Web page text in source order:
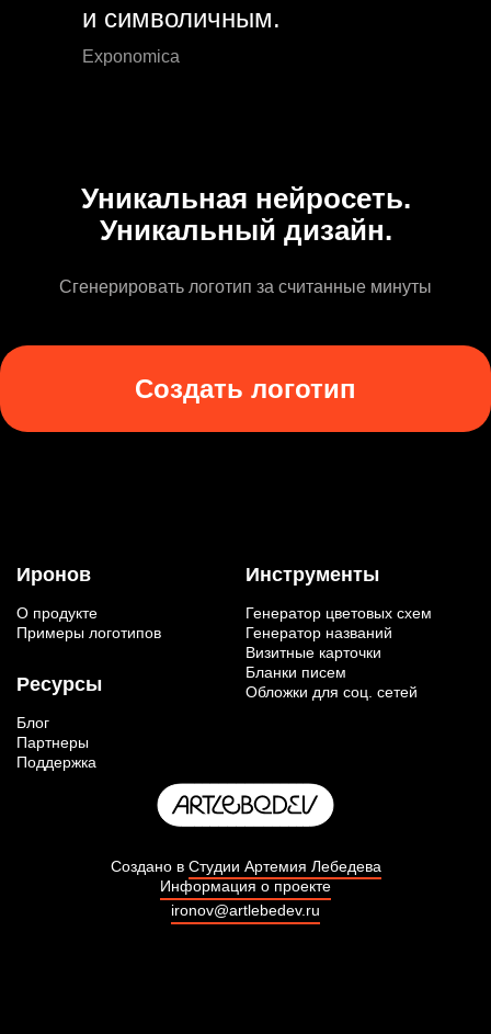
и символичным.
Exponomica
Уникальная нейросеть.
Уникальный дизайн.
Сгенерировать логотип за считанные минуты
Создать логотип
Иронов
О продукте
Примеры логотипов
Ресурсы
Блог
Партнеры
Поддержка
Инструменты
Генератор цветовых схем
Генератор названий
Визитные карточки
Бланки писем
Обложки для соц. сетей
Создано в Студии Артемия Лебедева
Информация о проекте
ironov@artlebedev.ru